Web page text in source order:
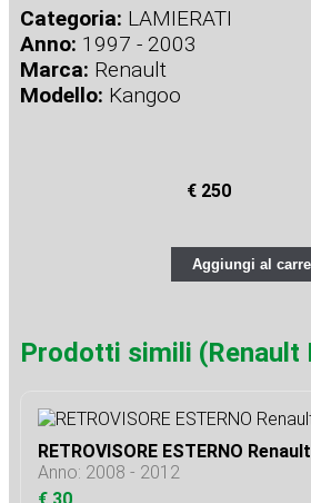
Categoria: LAMIERATI
Anno: 1997 - 2003
Marca: Renault
Modello: Kangoo
€ 250
Aggiungi al
Prodotti simili (Renault
RETROVISORE ESTERNO
Anno: 2008 - 2012